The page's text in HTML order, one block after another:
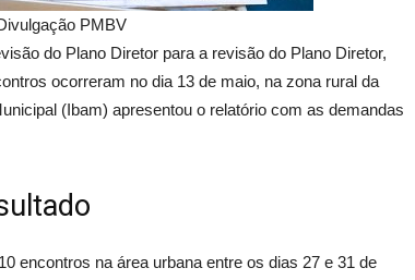
PMBV
do Plano Diretor para a revisão do Plano Diretor,
ocorreram no dia 13 de maio, na zona rural da
(Ibam) apresentou o relatório com as demandas
encontros na área urbana entre os dias 27 e 31 de